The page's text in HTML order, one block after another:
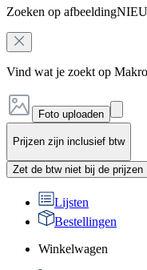
Zoeken op afbeelding
Vind wat je zoekt op
Foto uploaden
Prijzen zijn inclusief btw
Zet de btw niet bij de prijzen
Lijsten
Bestellingen
Winkelwagen